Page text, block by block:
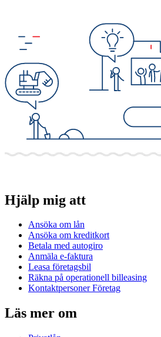
Hjälp mig att
Ansöka om lån
Ansöka om kreditkort
Betala med autogiro
Anmäla e-faktura
Leasa företagsbil
Räkna på operationell billeasing
Kontaktpersoner Företag
Läs mer om